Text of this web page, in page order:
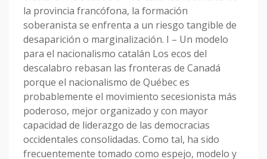
la provincia francófona, la formación
soberanista se enfrenta a un riesgo tangible de
desaparición o marginalización. I – Un modelo
para el nacionalismo catalán Los ecos del
descalabro rebasan las fronteras de Canadá
porque el nacionalismo de Québec es
probablemente el movimiento secesionista más
poderoso, mejor organizado y con mayor
capacidad de liderazgo de las democracias
occidentales consolidadas. Como tal, ha sido
frecuentemente tomado como espejo, modelo y